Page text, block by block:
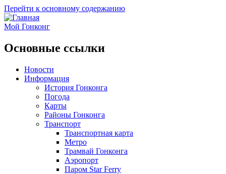
Перейти к основному содержанию
Мой Гонконг
Основные ссылки
Новости
Информация
История Гонконга
Погода
Карты
Районы Гонконга
Транспорт
Транспортная карта
Метро
Трамвай Гонконга
Аэропорт
Паром Star Ferry